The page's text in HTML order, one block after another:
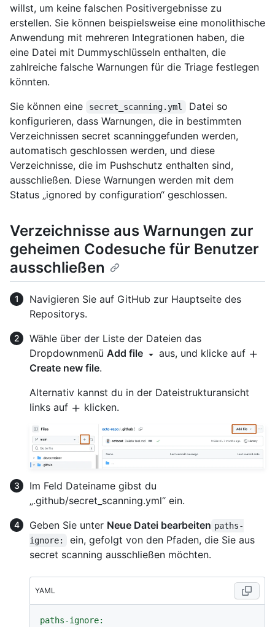
willst, um keine falschen Positivergebnisse zu
erstellen. Sie können beispielsweise eine monolithische
Anwendung mit mehreren Integrationen haben, die
eine Datei mit Dummyschlüsseln enthalten, die
zahlreiche falsche Warnungen für die Triage festlegen
könnten.
Sie können eine
secret_scanning.yml
Datei so
konfigurieren, dass Warnungen, die in bestimmten
Verzeichnissen secret scanninggefunden werden,
automatisch geschlossen werden, und diese
Verzeichnisse, die im Pushschutz enthalten sind,
ausschließen. Diese Warnungen werden mit dem
Status „ignored by configuration“ geschlossen.
Verzeichnisse aus Warnungen zur
geheimen Codesuche für Benutzer
ausschließen
Navigieren Sie auf GitHub zur Hauptseite des
Repositorys.
Wähle über der Liste der Dateien das
Dropdownmenü Add file
aus, und klicke auf
Create new file.
Alternativ kannst du in der Dateistrukturansicht
links auf
klicken.
Im Feld Dateiname gibst du
„.github/secret_scanning.yml“ ein.
Geben Sie unter Neue Datei bearbeiten paths-
ignore:
ein, gefolgt von den Pfaden, die Sie aus
secret scanning ausschließen möchten.
YAML
paths-ignore: